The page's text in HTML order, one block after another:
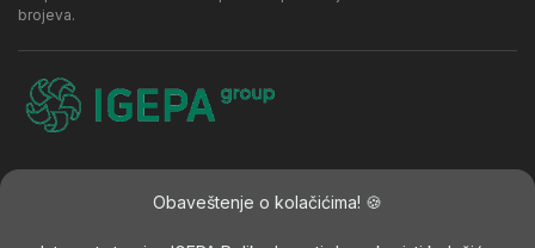
brojeva.
Obaveštenje o kolačićima! 🍪